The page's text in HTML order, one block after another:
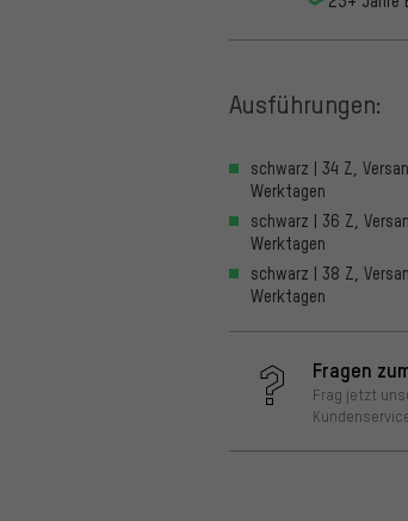
Ausführungen:
schwarz | 34 Z,
Werktagen
schwarz | 36 Z,
Werktagen
schwarz | 38 Z,
Werktagen
Fragen
Frag jetzt